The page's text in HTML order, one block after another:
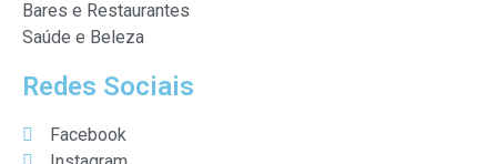
Bares e Restaurantes
Saúde e Beleza
Redes Sociais
Facebook